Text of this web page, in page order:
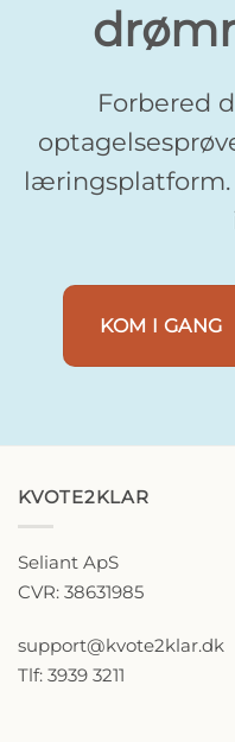
Forbered
læringsplatform.
KOM I GANG
KVOTE2KLAR
Seliant ApS
CVR: 38631985
support@kvote2klar.dk
Tlf: 3939 3211